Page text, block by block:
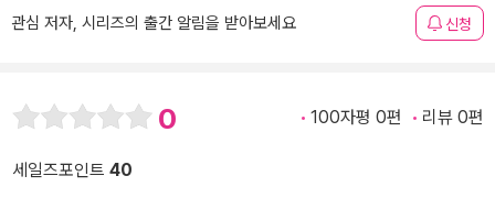
관심 저자, 시리즈의 출간 알림을 받아보세요 신청
0 100자평 0편 리뷰 0편
세일즈포인트 40